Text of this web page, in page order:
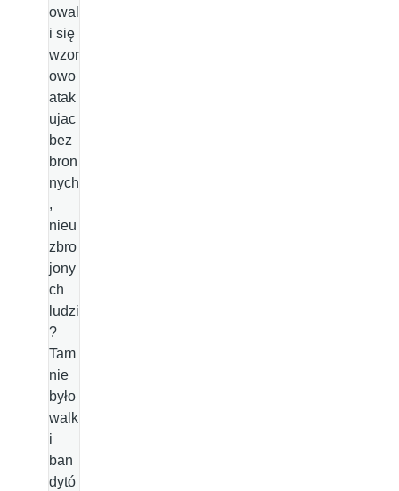
owal
i się
wzor
owo
atak
ujac
bez
bron
nych
,
nieu
zbro
jony
ch
ludzi
?
Tam
nie
było
walk
i
ban
dytó